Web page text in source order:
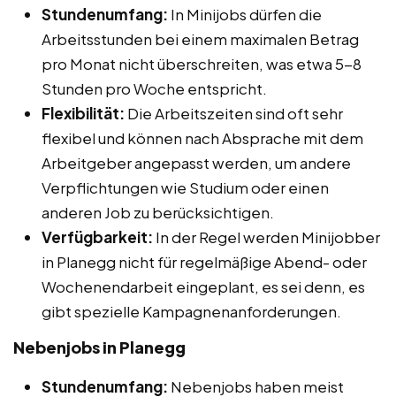
Stundenumfang: In Minijobs dürfen die
Arbeitsstunden bei einem maximalen Betrag
pro Monat nicht überschreiten, was etwa 5-8
Stunden pro Woche entspricht.
Flexibilität: Die Arbeitszeiten sind oft sehr
flexibel und können nach Absprache mit dem
Arbeitgeber angepasst werden, um andere
Verpflichtungen wie Studium oder einen
anderen Job zu berücksichtigen.
Verfügbarkeit: In der Regel werden Minijobber
in Planegg nicht für regelmäßige Abend- oder
Wochenendarbeit eingeplant, es sei denn, es
gibt spezielle Kampagnenanforderungen.
Nebenjobs in Planegg
Stundenumfang: Nebenjobs haben meist